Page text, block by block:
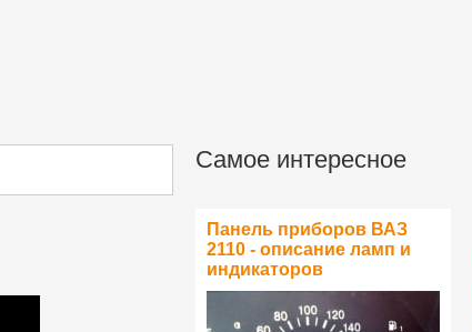
Самое интересное
Панель приборов ВАЗ
2110 - описание ламп и
индикаторов